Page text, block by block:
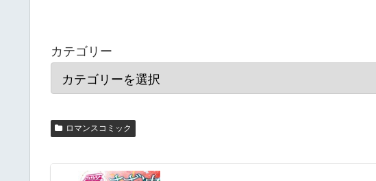
カテゴリー
ロマンスコミック